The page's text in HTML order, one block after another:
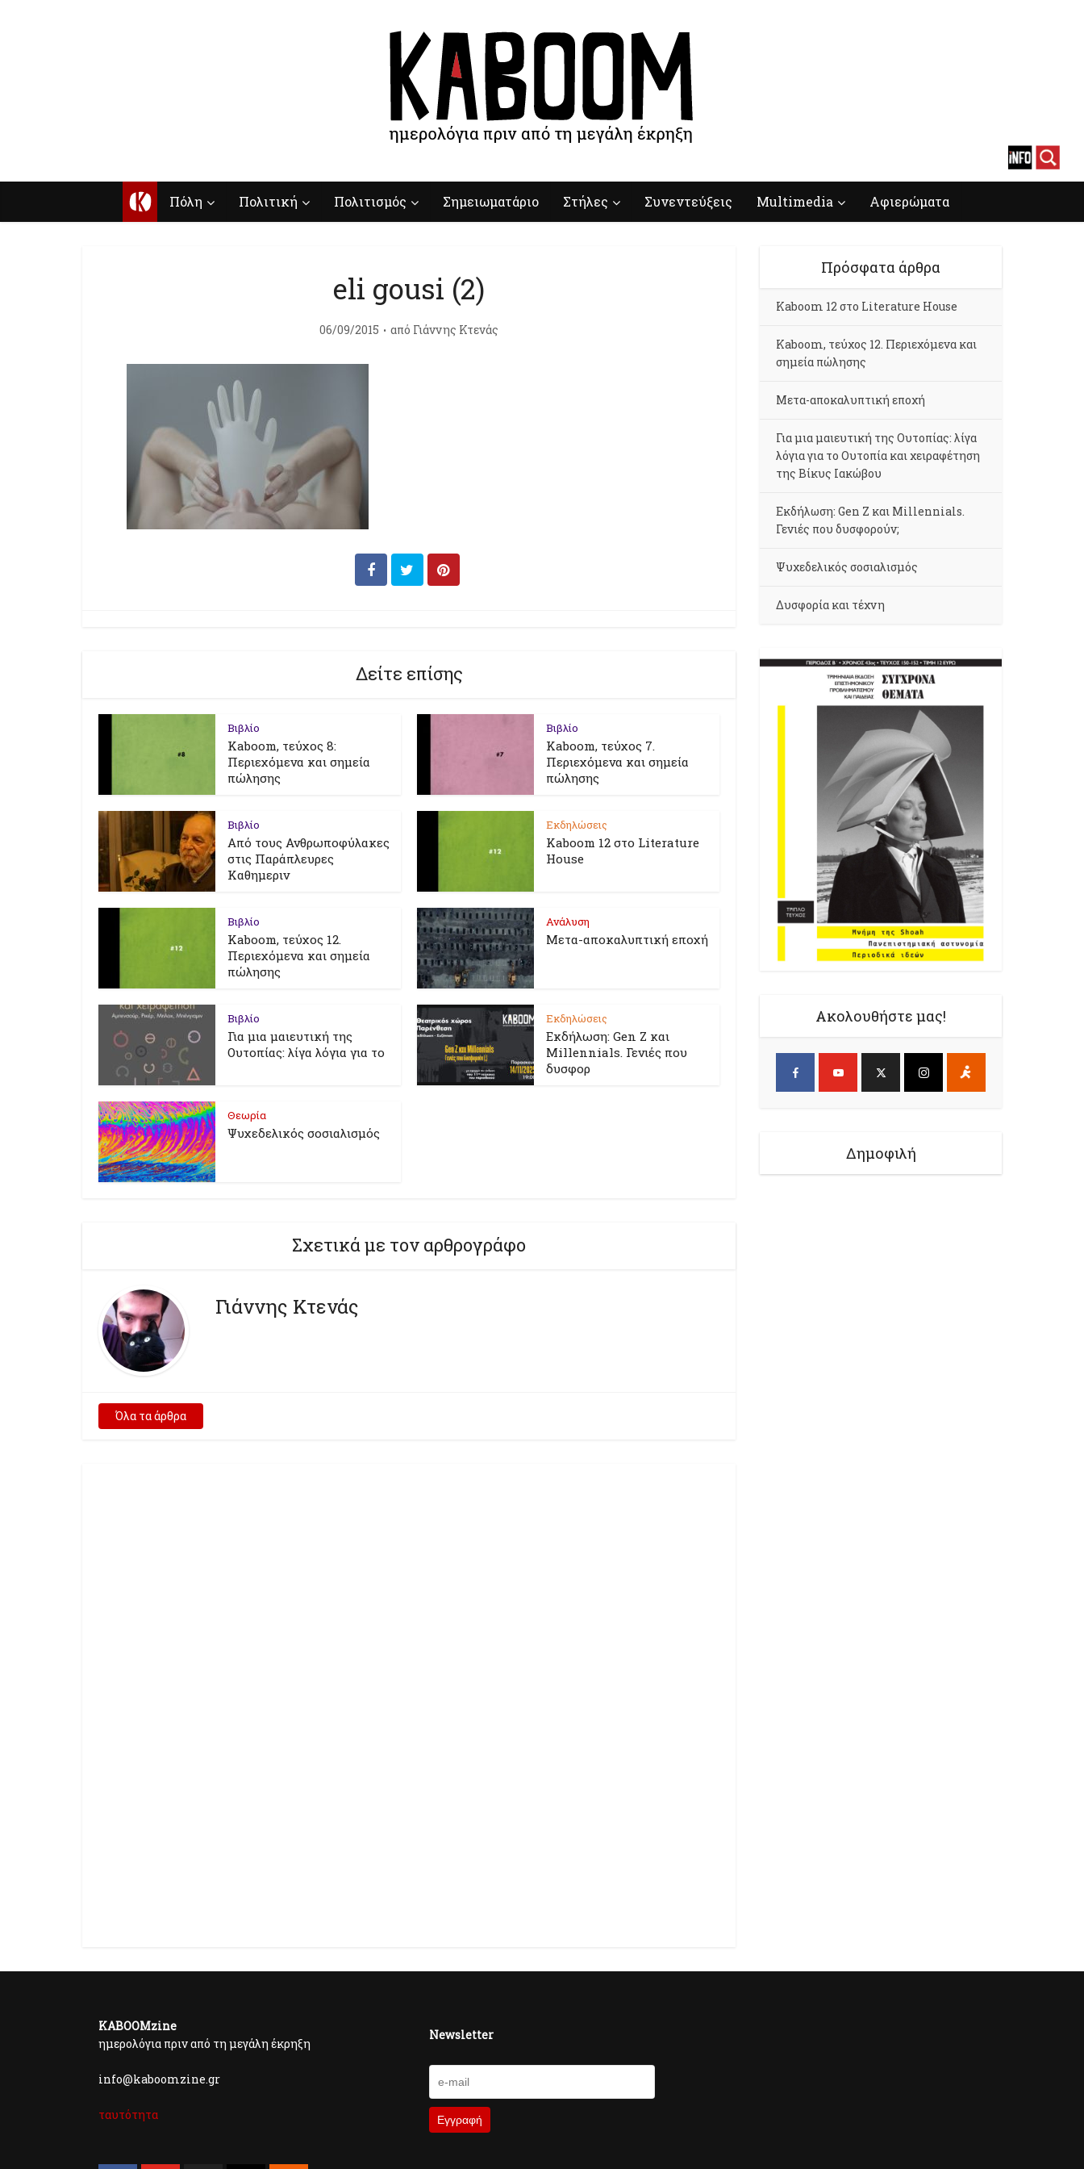
Κ Πόλη Πολιτική Πολιτισμός Σημειωματάριο Στήλες Συνεντεύξεις Multimedia Αφιερώματα
eli gousi (2)
06/09/2015 από Γιάννης Κτενάς
Δείτε επίσης
Βιβλίο
Kaboom, τεύχος 8:
Περιεχόμενα και σημεία
πώλησης
Βιβλίο
Kaboom, τεύχος 7.
Περιεχόμενα και σημεία
πώλησης
Βιβλίο
Από τους Ανθρωποφύλακες
στις Παράπλευρες
Καθημεριν
Εκδηλώσεις
Kaboom 12 στο Literature
House
Βιβλίο
Kaboom, τεύχος 12.
Περιεχόμενα και σημεία
πώλησης
Ανάλυση
Μετα-αποκαλυπτική εποχή
Βιβλίο
Για μια μαιευτική της
Ουτοπίας: λίγα λόγια για το
Εκδηλώσεις
Εκδήλωση: Gen Z και
Millennials. Γενιές που
δυσφορ
Θεωρία
Ψυχεδελικός σοσιαλισμός
Σχετικά με τον αρθρογράφο
Γιάννης Κτενάς
Όλα τα άρθρα
Πρόσφατα άρθρα
Kaboom 12 στο Literature House
Kaboom, τεύχος 12. Περιεχόμενα και
σημεία πώλησης
Μετα-αποκαλυπτική εποχή
Για μια μαιευτική της Ουτοπίας: λίγα
λόγια για το Ουτοπία και χειραφέτηση
της Βίκυς Ιακώβου
Εκδήλωση: Gen Z και Millennials.
Γενιές που δυσφορούν;
Ψυχεδελικός σοσιαλισμός
Δυσφορία και τέχνη
Ακολουθήστε μας!
Δημοφιλή
KABOOMzine
ημερολόγια πριν από τη μεγάλη έκρηξη
info@kaboomzine.gr
ταυτότητα
Newsletter